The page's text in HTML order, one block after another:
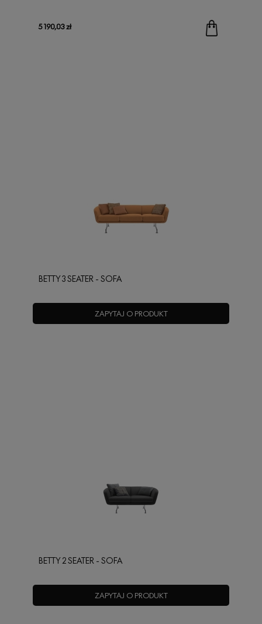
5 190,03 zł
BETTY 3 SEATER - SOFA
ZAPYTAJ O PRODUKT
BETTY 2 SEATER - SOFA
ZAPYTAJ O PRODUKT